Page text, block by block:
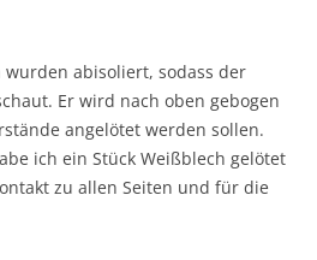
abisoliert, sodass der
Er wird nach oben gebogen
angelötet werden sollen.
ich ein Stück Weißblech gelötet
zu allen Seiten und für die